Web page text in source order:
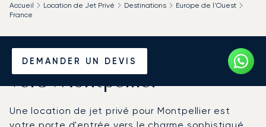
DEMANDER UN DEVIS
Accueil Location de Jet Privé Destinations
Europe de l'Ouest
France
Louer un Jet Privé depuis et
vers Montpellier
Une location de jet privé pour Montpellier est
votre porte d'entrée vers le charme sophistiqué